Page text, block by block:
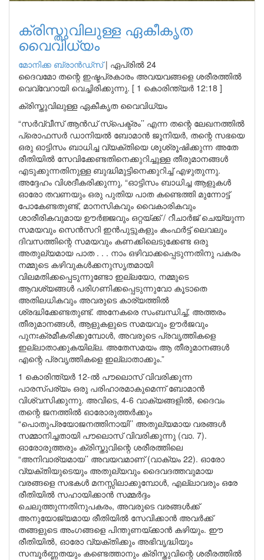
ക്രിസ്തുവിലുള്ള ഏകീകൃത
വൈവിധ്യം
മോനിക്ക ബ്രാന്‍ഡ്‌സ്| ഏപ്രിൽ 24
ദൈവമോ തന്റെ ഇഷ്ടപ്രകാരം അവയവങ്ങളെ ശരീരത്തിൽ
വെവ്വേറായി വെച്ചിരിക്കുന്നു. [ 1 കൊരിന്ത്യർ 12:18 ]
ക്രിസ്തുവിലുള്ള ഏകീകൃത വൈവിധ്യം
“സർവ്വീസ് ആൻഡ് സ്പെക്ട്രം’’ എന്ന തന്റെ ലേഖനത്തിൽ
പ്രൊഫസർ ഡാനിയൽ ബോമാൻ ജൂനിയർ, തന്റെ സഭയെ
ഒരു ഓട്ടിസം ബാധിച്ച വ്യക്തിയെ ശുശ്രൂഷിക്കുന്ന അതേ
രീതിയിൽ സേവിക്കേണ്ടതിനെക്കുറിച്ചുള്ള തീരുമാനങ്ങൾ
എടുക്കുന്നതിനുള്ള ബുദ്ധിമുട്ടിനെക്കുറിച്ച് എഴുതുന്നു.
അദ്ദേഹം വിശദീകരിക്കുന്നു, “ഓട്ടിസം ബാധിച്ച ആളുകൾ
ഓരോ തവണയും ഒരു പുതിയ പാത കണ്ടെത്തി മുന്നോട്ട്
പോകേണ്ടതുണ്ട്, മാനസികവും വൈകാരികവും
ശാരീരികവുമായ ഊർജ്ജവും ഒറ്റയ്ക്ക് / റീചാർജ് ചെയ്യുന്ന
സമയവും സെൻസറി ഇൻപുട്ടുകളും കംഫർട്ട് ലെവലും
ദിവസത്തിന്റെ സമയവും കണക്കിലെടുക്കേണ്ട ഒരു
അതുല്യമായ പാത . . . നാം ഒഴിവാക്കപ്പെടുന്നതിനു പകരം
നമ്മുടെ കഴിവുകൾക്കനുസൃതമായി
വിലമതിക്കപ്പെടുന്നുണ്ടോ ഇല്ലയോ, നമ്മുടെ
ആവശ്യങ്ങൾ പരിഗണിക്കപ്പെടുന്നുവോ കൂടാതെ
അതിലധികവും അവരുടെ കാര്യത്തിൽ
ശ്രദ്ധിക്കേണ്ടതുണ്ട്. അനേകരെ സംബന്ധിച്ച്, അത്തരം
തീരുമാനങ്ങൾ, ആളുകളുടെ സമയവും ഊർജവും
പുനഃക്രമീകരിക്കുമ്പോൾ, അവരുടെ പ്രവൃത്തികളെ
ഇല്ലാതാക്കുകയില്ല. അതേസമയം ആ തീരുമാനങ്ങൾ
എന്റെ പ്രവൃത്തികളെ ഇല്ലാതാക്കും.”
1 കൊരിന്ത്യർ 12-ൽ പൗലൊസ് വിവരിക്കുന്ന
പാരസ്പര്യം ഒരു പരിഹാരമാകുമെന്ന് ബോമാൻ
വിശ്വസിക്കുന്നു. അവിടെ, 4-6 വാക്യങ്ങളിൽ, ദൈവം
തന്റെ ജനത്തിൽ ഓരോരുത്തർക്കും
“പൊതുപ്രയോജനത്തിനായി’’ അതുല്യമായ വരങ്ങൾ
സമ്മാനിച്ചതായി പൗലൊസ് വിവരിക്കുന്നു (വാ. 7).
ഓരോരുത്തരും ക്രിസ്തുവിന്റെ ശരീരത്തിലെ
“അനിവാര്യമായ’’ അവയവമാണ് (വാക്യം 22). ഓരോ
വ്യക്തിയുടെയും അതുല്യവും ദൈവദത്തവുമായ
വരങ്ങളെ സഭകൾ മനസ്സിലാക്കുമ്പോൾ, എല്ലാവരും ഒരേ
രീതിയിൽ സഹായിക്കാൻ സമ്മർദ്ദം
ചെലുത്തുന്നതിനുപകരം, അവരുടെ വരങ്ങൾക്ക്
അനുയോജ്യമായ രീതിയിൽ സേവിക്കാൻ അവർക്ക്
തങ്ങളുടെ അംഗങ്ങളെ പിന്തുണയ്ക്കാൻ കഴിയും. ഈ
രീതിയിൽ, ഓരോ വ്യക്തിക്കും അഭിവൃദ്ധിയും
സമ്പൂർണ്ണതയും കണ്ടെത്താനും ക്രിസ്തുവിന്റെ ശരീരത്തിൽ